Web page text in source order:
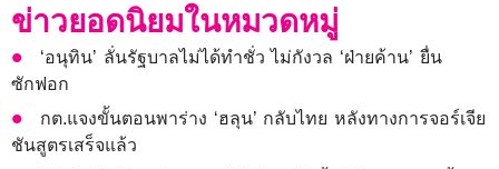
ข่าวยอดนิยมในหมวดหมู่
‘อนุทิน’ ลั่นรัฐบาลไม่ได้ทำชั่ว ไม่กังวล ‘ฝ่ายค้าน’ ยื่น
ซักฟอก
กต.แจงขั้นตอนพาร่าง ‘ฮลุน’ กลับไทย หลังทางการจอร์เจีย
ชันสูตรเสร็จแล้ว